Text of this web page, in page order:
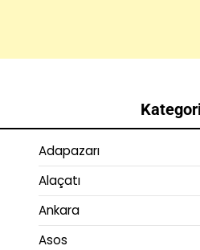
Adapazarı
Alaçatı
Ankara
Asos